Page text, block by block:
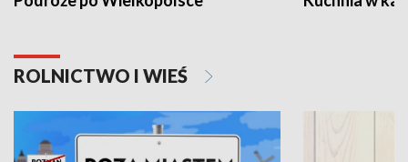
ROLNICTWO I WIEŚ